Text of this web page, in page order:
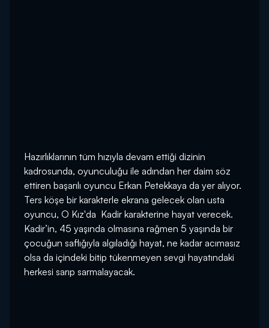
Hazırlıklarının tüm hızıyla devam ettiği dizinin
kadrosunda, oyunculuğu ile adından her daim söz
ettiren başarılı oyuncu Erkan Petekkaya da yer alıyor.
Ters köşe bir karakterle ekrana gelecek olan usta
oyuncu, O Kız'da Kadir karakterine hayat verecek.
Kadir’in, 45 yaşında olmasına rağmen 5 yaşında bir
çocuğun saflığıyla algıladığı hayat, ne kadar acımasız
olsa da içindeki bitip tükenmeyen sevgi hayatındaki
herkesi sarıp sarmalayacak.